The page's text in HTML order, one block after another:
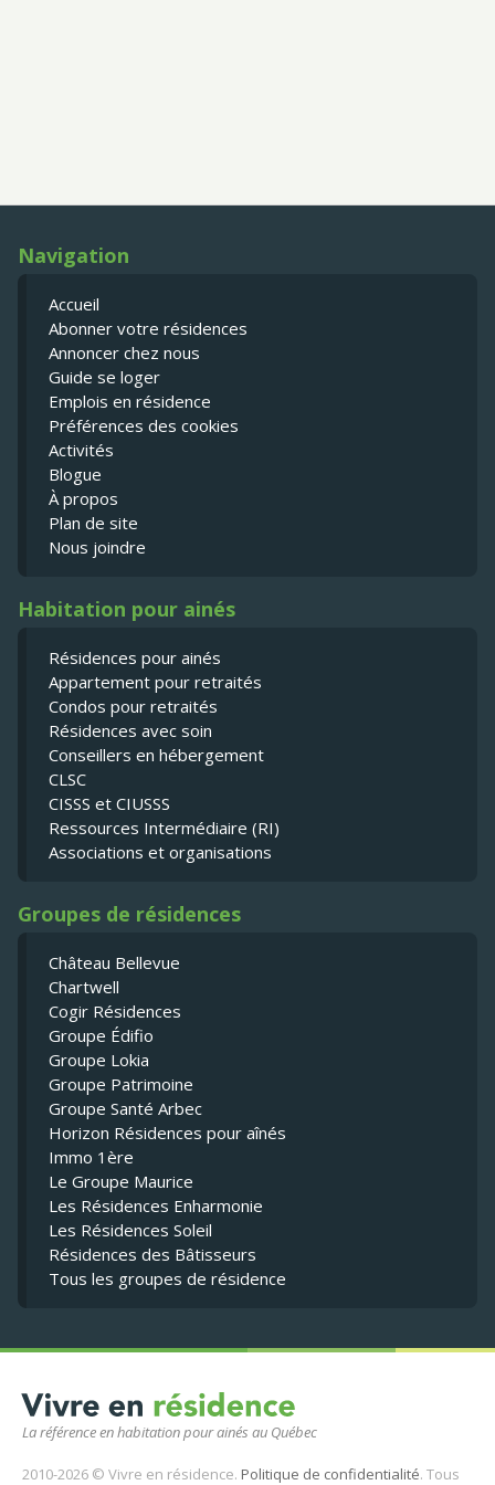
La référence en habitation pour ainés au Québec
2010-2026 © Vivre en résidence. Politique de confidentialité. Tous
Navigation
Accueil
Abonner votre résidences
Annoncer chez nous
Guide se loger
Emplois en résidence
Préférences des cookies
Activités
Blogue
À propos
Plan de site
Nous joindre
Habitation pour ainés
Résidences pour ainés
Appartement pour retraités
Condos pour retraités
Résidences avec soin
Conseillers en hébergement
CLSC
CISSS et CIUSSS
Ressources Intermédiaire (RI)
Associations et organisations
Groupes de résidences
Château Bellevue
Chartwell
Cogir Résidences
Groupe Édifio
Groupe Lokia
Groupe Patrimoine
Groupe Santé Arbec
Horizon Résidences pour aînés
Immo 1ère
Le Groupe Maurice
Les Résidences Enharmonie
Les Résidences Soleil
Résidences des Bâtisseurs
Tous les groupes de résidence